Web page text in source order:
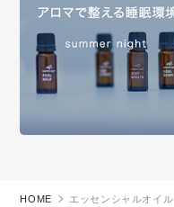
HOME エッセンシャルオイル